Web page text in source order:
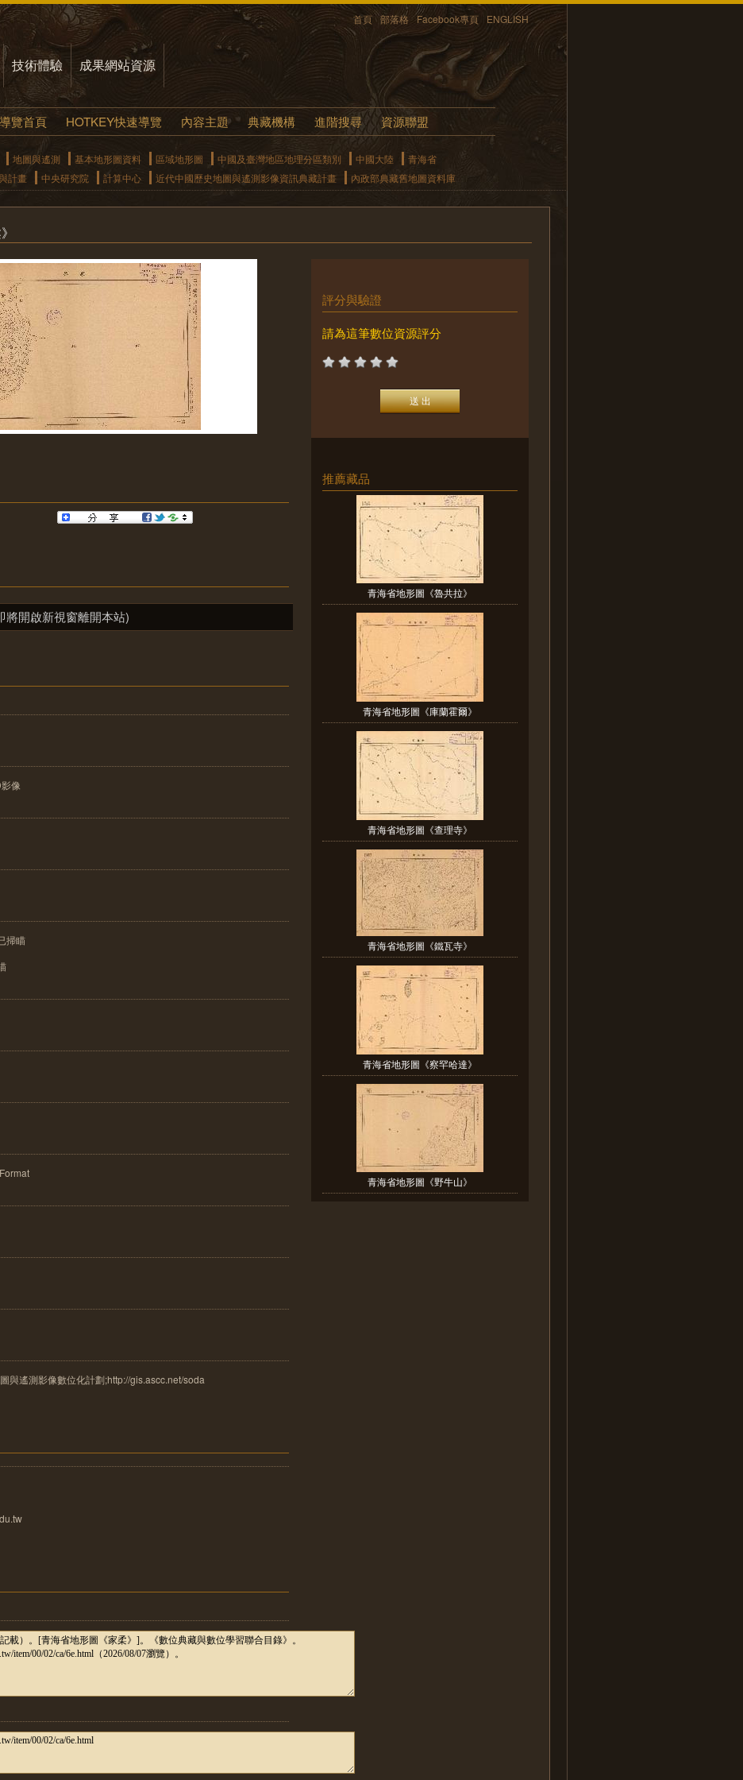
首頁 部落格 Facebook專頁 ENGLISH
技術體驗 成果網站資源
覽首頁 HOTKEY快速導覽 內容主題 典藏機構 進階搜尋 資源聯盟
地圖與遙測 基本地形圖資料 區域地形圖 中國及臺灣地區地理分區類別 中國大陸
青海省
計畫 中央研究院 計算中心 近代中國歷史地圖與遙測影像資訊典藏計畫 內政部典藏舊地圖資料庫
將開啟新視窗離開本站)
像
掃瞄
與遙測影像數位化計劃;http://gis.ascc.net/soda
評分與驗證
請為這筆數位資源評分
推薦藏品
青海省地形圖《魯共拉》
青海省地形圖《庫蘭霍爾》
青海省地形圖《查理寺》
青海省地形圖《鐵瓦寺》
青海省地形圖《察罕哈達》
青海省地形圖《野牛山》